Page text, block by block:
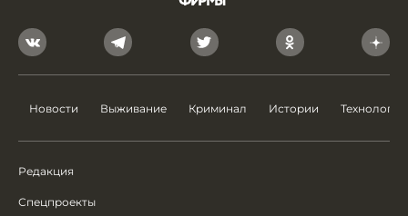
Новости Выживание Криминал Истории Технологии
Редакция
Спецпроекты